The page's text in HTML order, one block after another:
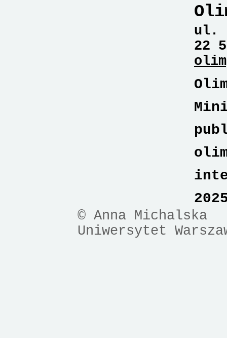
ul.
22
© Anna Michalska
Uniwersytet